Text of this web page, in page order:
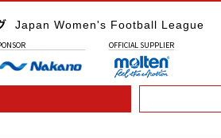
Japan Women's Football League
OFFICIAL SUPPLIER